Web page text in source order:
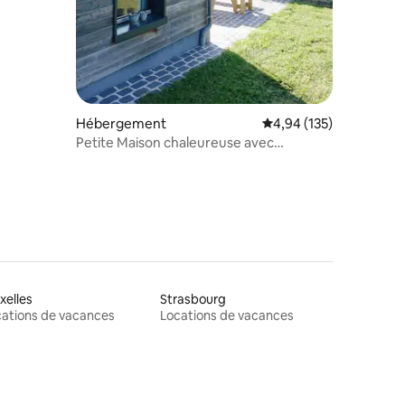
Hébergement Évaluation moyenne
4,94 (135)
Petite Maison chaleureuse avec
de vacances
Strasbourg
Locations de vacances